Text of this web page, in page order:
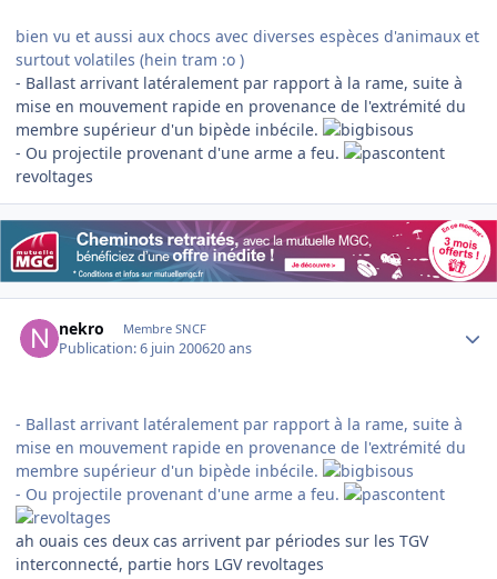
bien vu et aussi aux chocs avec diverses espèces d'animaux et
surtout volatiles (hein tram :o )
- Ballast arrivant latéralement par rapport à la rame, suite à
mise en mouvement rapide en provenance de l'extrémité du
membre supérieur d'un bipède inbécile.
- Ou projectile provenant d'une arme a feu.
revoltages
nekro Membre SNCF
Publication:6 juin 200620 ans
- Ballast arrivant latéralement par rapport à la rame, suite à
mise en mouvement rapide en provenance de l'extrémité du
membre supérieur d'un bipède inbécile.
- Ou projectile provenant d'une arme a feu.
ah ouais ces deux cas arrivent par périodes sur les TGV
interconnecté, partie hors LGV revoltages